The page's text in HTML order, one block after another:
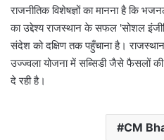
राजनीतिक विशेषज्ञों का मानना है कि
का उद्देश्य राजस्थान के सफल 'सोशल
संदेश को दक्षिण तक पहुँचाना है।
उज्ज्वला योजना में सब्सिडी जैसे फैसलों
दे रही है।
CM